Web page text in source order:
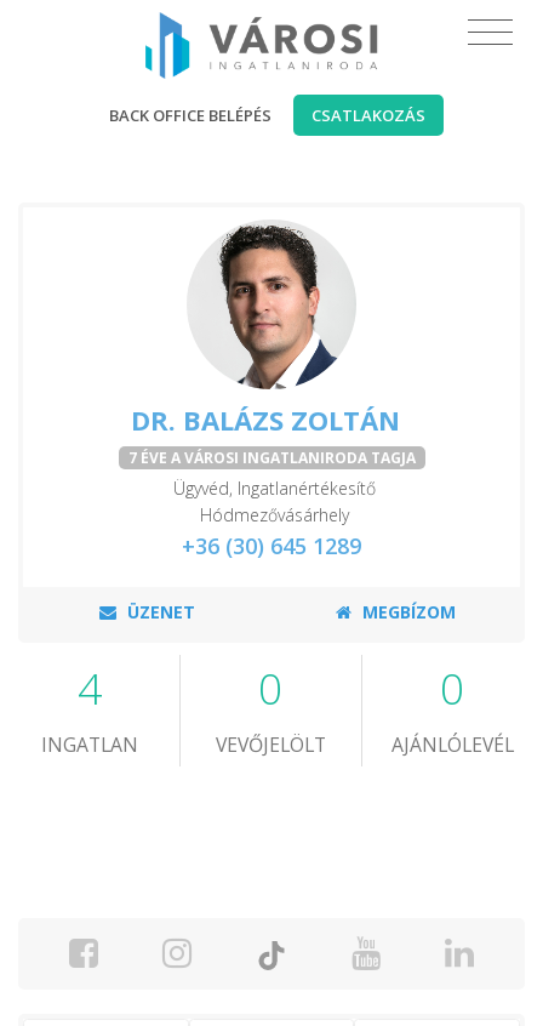
BACK OFFICE BELÉPÉS CSATLAKOZÁS
DR. BALÁZS ZOLTÁN
7 ÉVE A VÁROSI INGATLANIRODA TAGJA
Ügyvéd, Ingatlanértékesítő
Hódmezővásárhely
+36 (30) 645 1289
ÜZENET MEGBÍZOM
4
INGATLAN
0
VEVŐJELÖLT
0
AJÁNLÓLEVÉL